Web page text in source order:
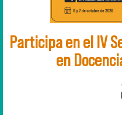
Participa en el IV
en